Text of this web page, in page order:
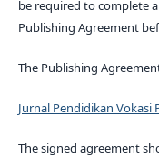
be required to complete
Publishing Agreement
The Publishing
Jurnal Pendidikan
The signed agreement